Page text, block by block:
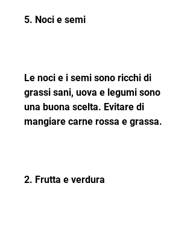
5. Noci e semi
Le noci e i semi sono ricchi di
grassi sani, uova e legumi sono
una buona scelta. Evitare di
mangiare carne rossa e grassa.
2. Frutta e verdura